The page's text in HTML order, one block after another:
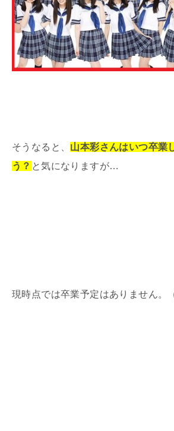
そうなると、 山本彩さんはいつ卒業
う？ と気になりますが…
現時点では卒業予定はありません。